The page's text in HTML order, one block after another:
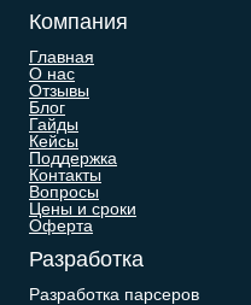
Компания
Главная
О нас
Отзывы
Блог
Гайды
Кейсы
Поддержка
Контакты
Вопросы
Цены и сроки
Оферта
Разработка
Разработка парсеров